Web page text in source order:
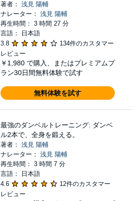
著者： 浅見 陽輔
ナレーター： 浅見 陽輔
再生時間： 3 時間 27 分
言語： 日本語
3.8
134件のカスタマー
レビュー
￥1,980 で購入、またはプレミアムプ
ラン30日間無料体験で試す
無料体験を試す
最強のダンベルトレーニング: ダンベ
ル2本で、全身を鍛える。
著者： 浅見 陽輔
ナレーター： 浅見 陽輔
再生時間： 3 時間 7 分
言語： 日本語
4.6
12件のカスタマー
レビュー